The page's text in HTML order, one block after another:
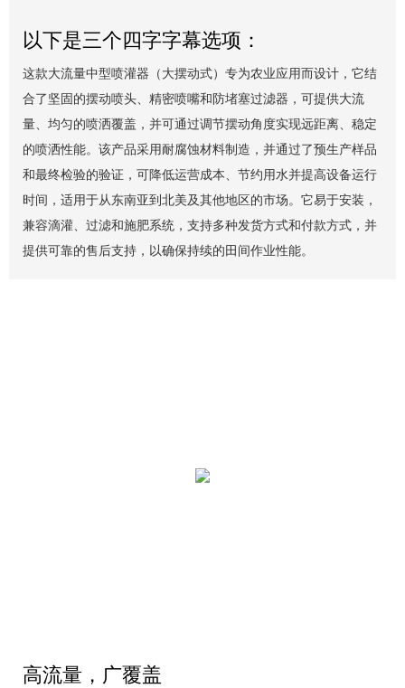
以下是三个四字字幕选项：
这款大流量中型喷灌器（大摆动式）专为农业应用而设计，它结
合了坚固的摆动喷头、精密喷嘴和防堵塞过滤器，可提供大流
量、均匀的喷洒覆盖，并可通过调节摆动角度实现远距离、稳定
的喷洒性能。该产品采用耐腐蚀材料制造，并通过了预生产样品
和最终检验的验证，可降低运营成本、节约用水并提高设备运行
时间，适用于从东南亚到北美及其他地区的市场。它易于安装，
兼容滴灌、过滤和施肥系统，支持多种发货方式和付款方式，并
提供可靠的售后支持，以确保持续的田间作业性能。
高流量，广覆盖